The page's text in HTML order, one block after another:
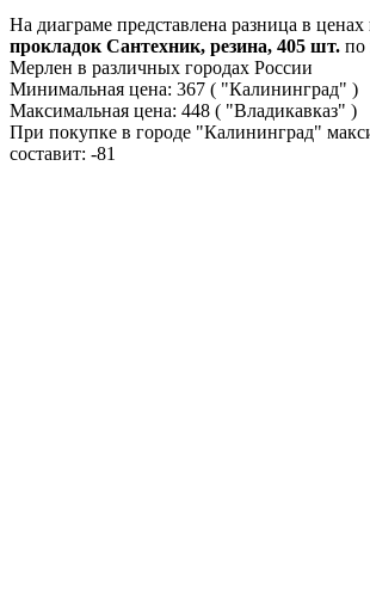
На диаграме представлена разница в ценах
прокладок Сантехник, резина, 405 шт. по
Мерлен в различных городах России
Минимальная цена: 367 ( "Калининград" )
Максимальная цена: 448 ( "Владикавказ" )
При покупке в городе "Калининград"
составит: -81